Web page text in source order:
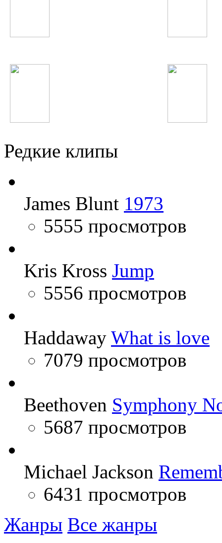
Редкие клипы
James Blunt 1973
5555 просмотров
Kris Kross Jump
5556 просмотров
Haddaway What is love
7079 просмотров
Beethoven Symphony
5687 просмотров
Michael Jackson
6431 просмотров
Жанры Все жанры